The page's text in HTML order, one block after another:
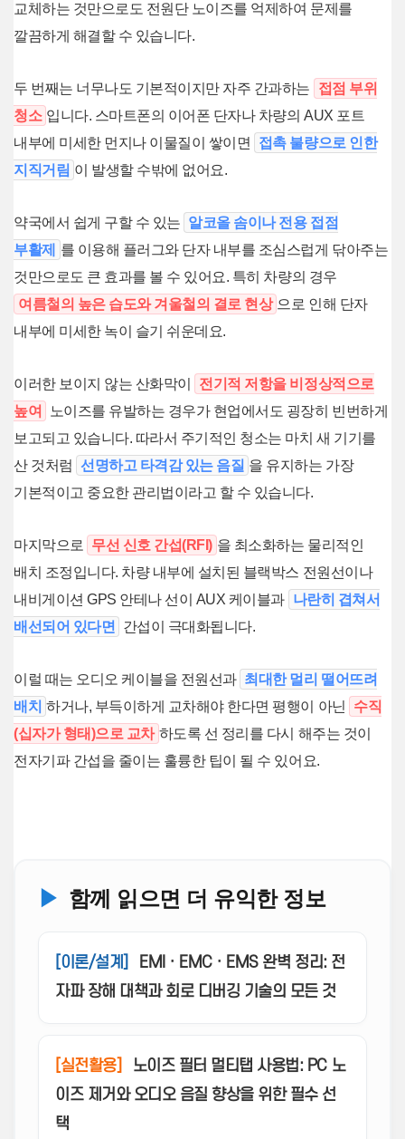
교체하는 것만으로도 전원단 노이즈를 억제하여 문제를
깔끔하게 해결할 수 있습니다.
두 번째는 너무나도 기본적이지만 자주 간과하는
접점 부위
청소 입니다. 스마트폰의 이어폰 단자나 차량의 AUX 포트
내부에 미세한 먼지나 이물질이 쌓이면
접촉 불량으로 인한
지직거림 이 발생할 수밖에 없어요.
약국에서 쉽게 구할 수 있는 알코올 솜이나 전용 접점
부활제
를 이용해 플러그와 단자 내부를 조심스럽게 닦아주는
것만으로도 큰 효과를 볼 수 있어요. 특히 차량의 경우
여름철의 높은 습도와 겨울철의 결로 현상 으로 인해 단자
내부에 미세한 녹이 슬기 쉬운데요.
이러한 보이지 않는 산화막이
전기적 저항을 비정상적으로
높여
노이즈를 유발하는 경우가 현업에서도 굉장히 빈번하게
보고되고 있습니다. 따라서 주기적인 청소는 마치 새 기기를
산 것처럼
선명하고 타격감 있는 음질 을 유지하는 가장
기본적이고 중요한 관리법이라고 할 수 있습니다.
마지막으로 무선 신호 간섭(RFI) 을 최소화하는 물리적인
배치 조정입니다. 차량 내부에 설치된 블랙박스 전원선이나
내비게이션 GPS 안테나 선이 AUX 케이블과 나란히 겹쳐서
배선되어 있다면
간섭이 극대화됩니다.
이럴 때는 오디오 케이블을 전원선과 최대한 멀리 떨어뜨려
배치 하거나, 부득이하게 교차해야 한다면 평행이 아닌
수직
(십자가 형태)으로 교차 하도록 선 정리를 다시 해주는 것이
전자기파 간섭을 줄이는 훌륭한 팁이 될 수 있어요.
▶ 함께 읽으면 더 유익한 정보
[이론/설계]
EMI · EMC · EMS 완벽 정리: 전
자파 장해 대책과 회로 디버깅 기술의 모든 것
[실전활용]
노이즈 필터 멀티탭 사용법: PC 노
이즈 제거와 오디오 음질 향상을 위한 필수 선
택